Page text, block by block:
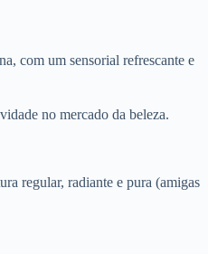
com um sensorial refrescante e
no mercado da beleza.
regular, radiante e pura (amigas